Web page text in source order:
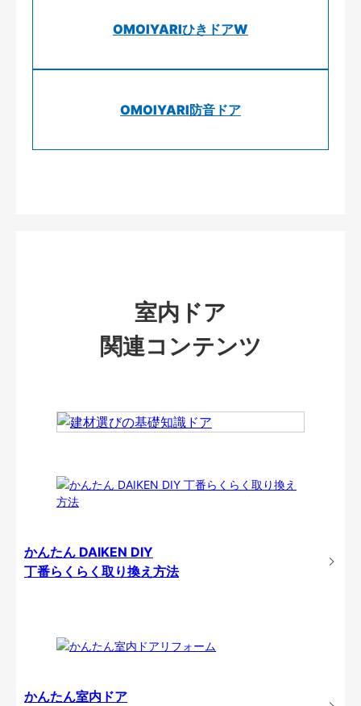
OMOIYARIひきドアW
OMOIYARI防音ドア
室内ドア
関連コンテンツ
かんたん DAIKEN DIY
丁番らくらく取り換え方法
かんたん室内ドア